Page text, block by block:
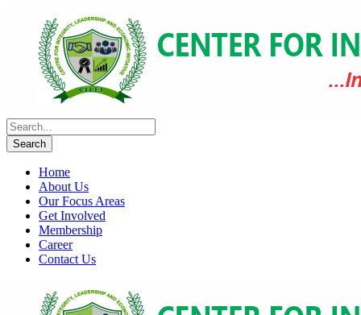
Home
About Us
Our Focus Areas
Get Involved
Membership
Career
Contact Us